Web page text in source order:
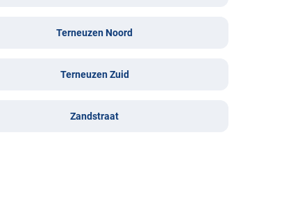
Terneuzen Noord
Terneuzen Zuid
Zandstraat